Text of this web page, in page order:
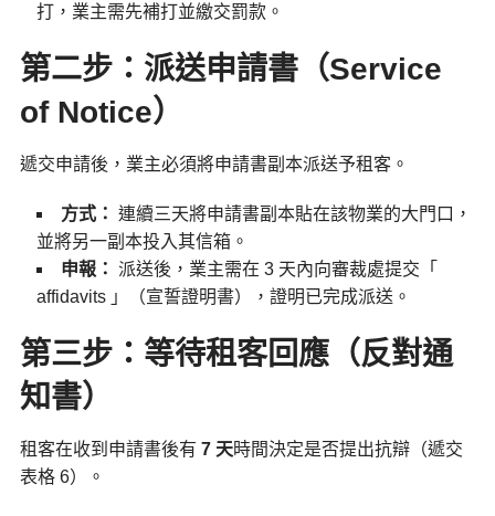
打，業主需先補打並繳交罰款。
第二步：派送申請書（Service
of Notice）
遞交申請後，業主必須將申請書副本派送予租客。
方式： 連續三天將申請書副本貼在該物業的大門口，
並將另一副本投入其信箱。
申報： 派送後，業主需在 3 天內向審裁處提交「
affidavits 」（宣誓證明書），證明已完成派送。
第三步：等待租客回應（反對通
知書）
租客在收到申請書後有 7 天時間決定是否提出抗辯（遞交
表格 6）。